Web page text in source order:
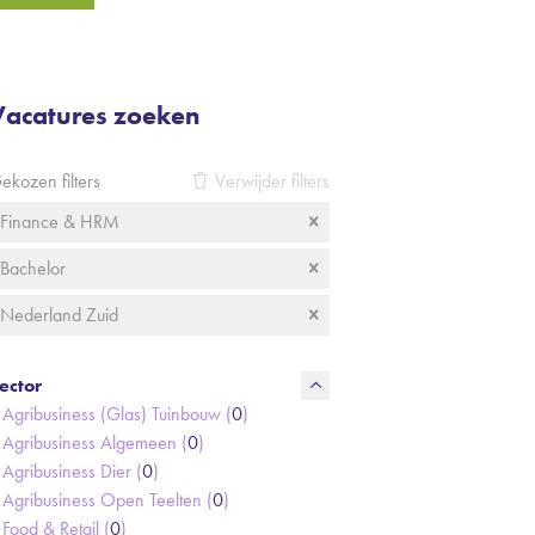
zoeken
filters
Verwijder filters
Finance & HRM
Bachelor
Nederland Zuid
Agribusiness (Glas) Tuinbouw (0)
Agribusiness Algemeen (0)
Agribusiness Dier (0)
Agribusiness Open Teelten (0)
Food & Retail (0)